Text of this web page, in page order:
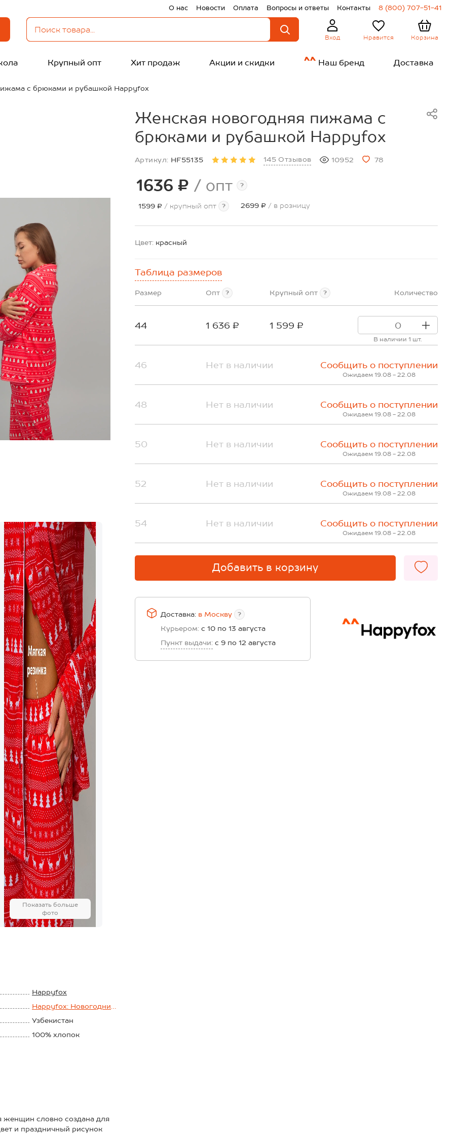
О нас Новости Оплата Вопросы и ответы Контакты 8 (800) 707-51-41
Вход Нравится Корзина
Крупный опт Хит продаж Акции и скидки Наш бренд Доставка
с брюками и рубашкой Happyfox
Показать больше
фото
Женская новогодняя пижама с
брюками и рубашкой Happyfox
Артикул: HF55135 145 Отзывов 10952 78
1636 ₽ / опт ?
1599 ₽ / крупный опт ? 2699 ₽ / в розницу
Цвет: красный
Таблица размеров
Размер Опт ? Крупный опт ? Количество
44 1 636 ₽ 1 599 ₽
В наличии 1 шт.
46 Нет в наличии Сообщить о поступлении
Ожидаем 19.08 - 22.08
48 Нет в наличии Сообщить о поступлении
Ожидаем 19.08 - 22.08
50 Нет в наличии Сообщить о поступлении
Ожидаем 19.08 - 22.08
52 Нет в наличии Сообщить о поступлении
Ожидаем 19.08 - 22.08
54 Нет в наличии Сообщить о поступлении
Ожидаем 19.08 - 22.08
Добавить в корзину
Доставка: в Москву ?
Курьером: с 10 по 13 августа
Пункт выдачи: с 9 по 12 августа
Happyfox
Happyfox: Новогодние
пижамы
Узбекистан
100% хлопок
женщин словно создана для
и праздничный рисунок